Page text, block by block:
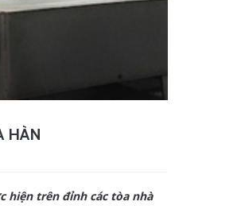
HÀN
hiện trên đỉnh các tòa nhà